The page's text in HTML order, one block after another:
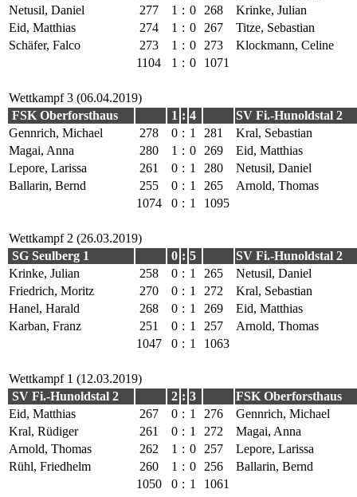
Netusil, Daniel
277 1 : 0 268
Krinke, Julian
Eid, Matthias
274 1 : 0 267
Titze, Sebastian
Schäfer, Falco
273 1 : 0 273
Klockmann, Celine
1104
1 : 0 1071
Wettkampf 3 (06.04.2019)
FSK Oberforsthaus
1 : 4
SV Fi.-Hunoldstal 2
Gennrich, Michael
278 0 : 1 281
Kral, Sebastian
Magai, Anna
280 1 : 0 269
Eid, Matthias
Lepore, Larissa
261 0 : 1 280
Netusil, Daniel
Ballarin, Bernd
255 0 : 1 265
Arnold, Thomas
1074
0 : 1 1095
Wettkampf 2 (26.03.2019)
SG Seulberg 1
0 : 5
SV Fi.-Hunoldstal 2
Krinke, Julian
258 0 : 1 265
Netusil, Daniel
Friedrich, Moritz
270 0 : 1 272
Kral, Sebastian
Hanel, Harald
268 0 : 1 269
Eid, Matthias
Karban, Franz
251 0 : 1 257
Arnold, Thomas
1047
0 : 1 1063
Wettkampf 1 (12.03.2019)
SV Fi.-Hunoldstal 2
2 : 3
FSK Oberforsthaus
Eid, Matthias
267 0 : 1 276
Gennrich, Michael
Kral, Rüdiger
261 0 : 1 272
Magai, Anna
Arnold, Thomas
262 1 : 0 257
Lepore, Larissa
Rühl, Friedhelm
260 1 : 0 256
Ballarin, Bernd
1050
0 : 1 1061